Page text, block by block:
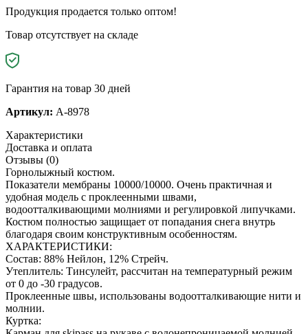
Продукция продается только оптом!
Товар отсутствует на складе
Гарантия на товар 30 дней
Артикул: A-8978
Характеристики
Доставка и оплата
Отзывы (0)
Горнолыжный костюм.
Показатели мембраны 10000/10000. Очень практичная и
удобная модель с проклеенными швами,
водоотталкивающими молниями и регулировкой липучками.
Костюм полностью защищает от попадания снега внутрь
благодаря своим конструктивным особенностям.
ХАРАКТЕРИСТИКИ:
Состав: 88% Нейлон, 12% Стрейч.
Утеплитель: Тинсулейт, рассчитан на температурный режим
от 0 до -30 градусов.
Проклеенные швы, использованы водоотталкивающие нити и
молнии.
Куртка: